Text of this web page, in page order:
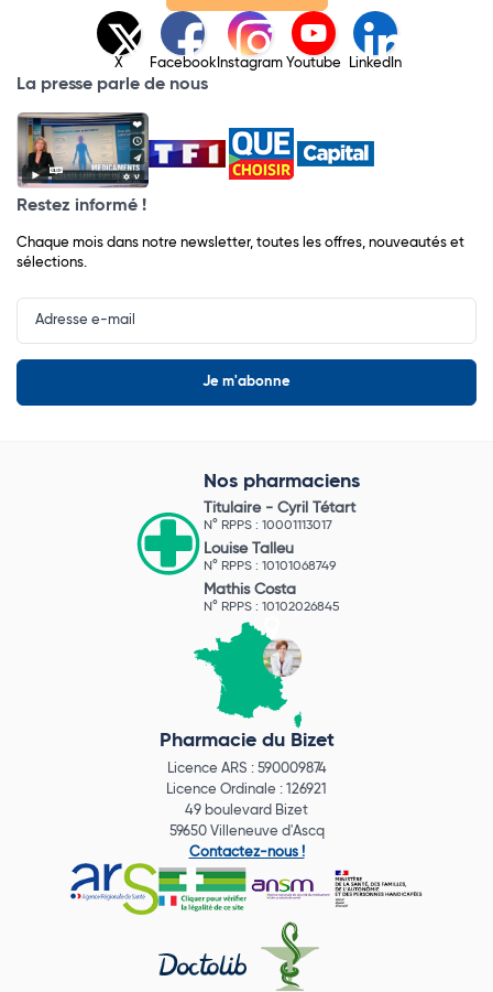
X Facebook Instagram Youtube LinkedIn
La presse parle de nous
Restez informé !
Chaque mois dans notre newsletter, toutes les offres, nouveautés et
sélections.
Input
Newsletter
Nos pharmaciens
Titulaire - Cyril Tétart
N° RPPS : 10001113017
Louise Talleu
N° RPPS : 10101068749
Mathis Costa
N° RPPS : 10102026845
Pharmacie du Bizet
Licence ARS : 590009874
Licence Ordinale : 126921
49 boulevard Bizet
59650 Villeneuve d'Ascq
Contactez-nous !